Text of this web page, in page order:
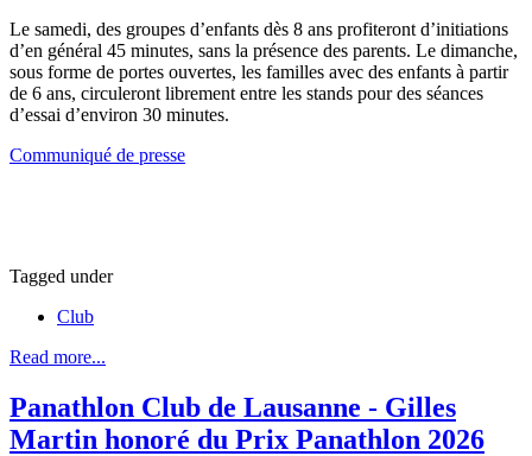
Le samedi, des groupes d’enfants dès 8 ans profiteront d’initiations
d’en général 45 minutes, sans la présence des parents. Le dimanche,
sous forme de portes ouvertes, les familles avec des enfants à partir
de 6 ans, circuleront librement entre les stands pour des séances
d’essai d’environ 30 minutes.
Communiqué de presse
Tagged under
Club
Read more...
Panathlon Club de Lausanne - Gilles
Martin honoré du Prix Panathlon 2026